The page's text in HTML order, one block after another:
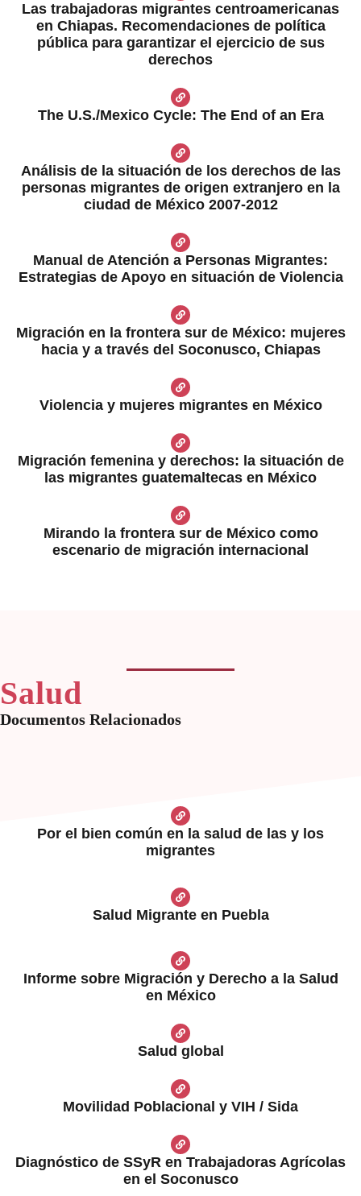
Las trabajadoras migrantes centroamericanas
en Chiapas. Recomendaciones de política
pública para garantizar el ejercicio de sus
derechos
The U.S./Mexico Cycle: The End of an Era
Análisis de la situación de los derechos de las
personas migrantes de origen extranjero en la
ciudad de México 2007-2012
Manual de Atención a Personas Migrantes:
Estrategias de Apoyo en situación de Violencia
Migración en la frontera sur de México: mujeres
hacia y a través del Soconusco, Chiapas
Violencia y mujeres migrantes en México
Migración femenina y derechos: la situación de
las migrantes guatemaltecas en México
Mirando la frontera sur de México como
escenario de migración internacional
Salud
Documentos Relacionados
Por el bien común en la salud de las y los
migrantes
Salud Migrante en Puebla
Informe sobre Migración y Derecho a la Salud
en México
Salud global
Movilidad Poblacional y VIH / Sida
Diagnóstico de SSyR en Trabajadoras Agrícolas
en el Soconusco